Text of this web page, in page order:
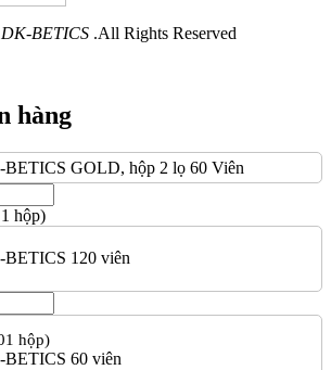
DK-BETICS .All Rights Reserved
hàng
GOLD, hộp 2 lọ 60 Viên
hộp)
120 viên
hộp)
60 viên